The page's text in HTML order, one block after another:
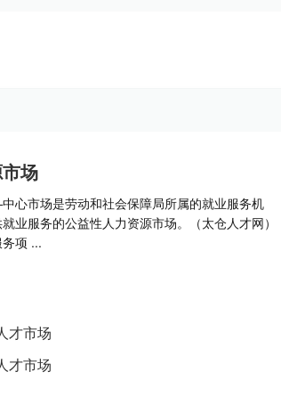
场
心市场是劳动和社会保障局所属的就业服务机
业服务的公益性人力资源市场。（太仓人才网）
项 ...
才市场
才市场